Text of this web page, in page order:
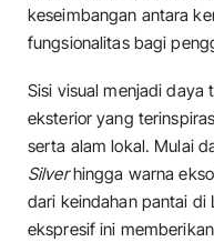
keseimbangan antara
fungsionalitas bagi
​Sisi visual menjadi daya
eksterior yang
serta alam lokal. Mulai
Silverhingga warna
dari keindahan pantai di
ekspresif ini